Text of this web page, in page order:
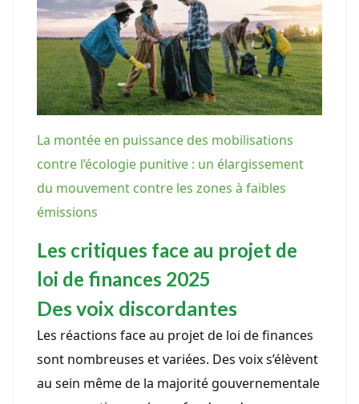
La montée en puissance des mobilisations
contre l’écologie punitive : un élargissement
du mouvement contre les zones à faibles
émissions
Les critiques face au projet de
loi de finances 2025
Des voix discordantes
Les réactions face au projet de loi de finances
sont nombreuses et variées. Des voix s’élèvent
au sein même de la majorité gouvernementale